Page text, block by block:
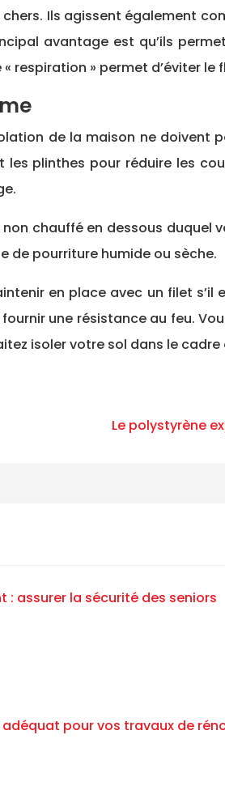
Ils agissent également
avantage est qu’ils
» permet d’éviter le
de la maison ne doivent
plinthes pour réduire les
chauffé en dessous duquel
de pourriture humide ou sèche.
en place avec un filet s’il
une résistance au feu.
isoler votre sol dans le
Le polystyrène
assurer la sécurité des seniors
pour vos travaux de